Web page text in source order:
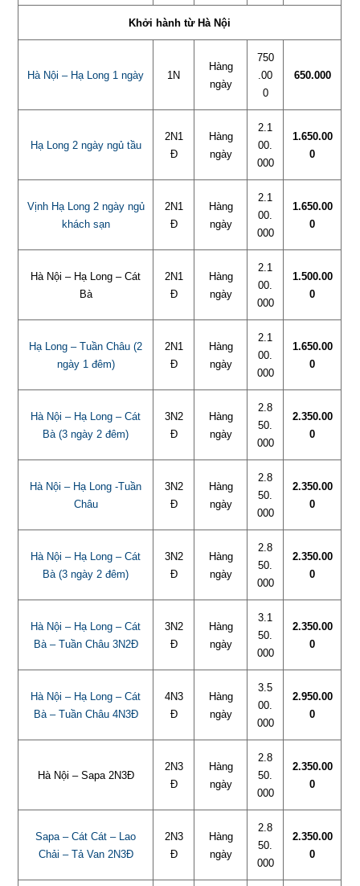
Khởi hành từ Hà Nội
Hà Nội – Hạ Long 1 ngày 1N
Hàng
ngày
750
.00
0
650.000
Hạ Long 2 ngày ngủ tầu
2N1
Đ
Hàng
ngày
2.1
00.
000
1.650.00
0
Vịnh Hạ Long 2 ngày ngủ
khách sạn
2N1
Đ
Hàng
ngày
2.1
00.
000
1.650.00
0
Hà Nội – Hạ Long – Cát
Bà
2N1
Đ
Hàng
ngày
2.1
00.
000
1.500.00
0
Hạ Long – Tuần Châu (2
ngày 1 đêm)
2N1
Đ
Hàng
ngày
2.1
00.
000
1.650.00
0
Hà Nội – Hạ Long – Cát
Bà (3 ngày 2 đêm)
3N2
Đ
Hàng
ngày
2.8
50.
000
2.350.00
0
Hà Nội – Hạ Long -Tuần
Châu
3N2
Đ
Hàng
ngày
2.8
50.
000
2.350.00
0
Hà Nội – Hạ Long – Cát
Bà (3 ngày 2 đêm)
3N2
Đ
Hàng
ngày
2.8
50.
000
2.350.00
0
Hà Nội – Hạ Long – Cát
Bà – Tuần Châu 3N2Đ
3N2
Đ
Hàng
ngày
3.1
50.
000
2.350.00
0
Hà Nội – Hạ Long – Cát
Bà – Tuần Châu 4N3Đ
4N3
Đ
Hàng
ngày
3.5
00.
000
2.950.00
0
Hà Nội – Sapa 2N3Đ
2N3
Đ
Hàng
ngày
2.8
50.
000
2.350.00
0
Sapa – Cát Cát – Lao
Chải – Tả Van 2N3Đ
2N3
Đ
Hàng
ngày
2.8
50.
000
2.350.00
0